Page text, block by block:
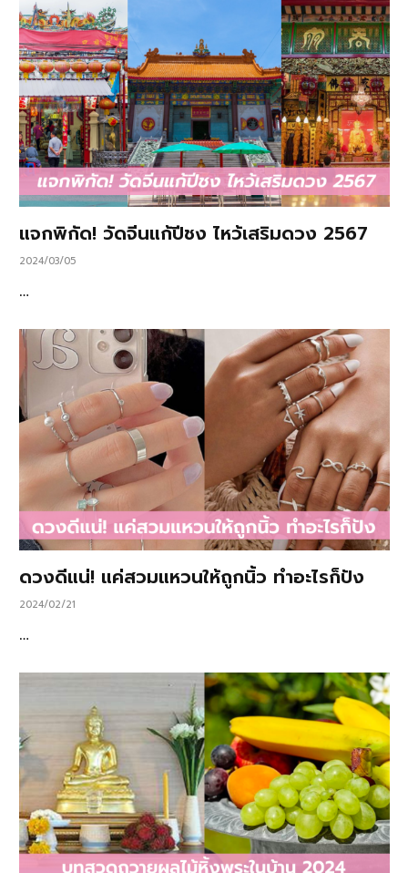
แจกพิกัด! วัดจีนแก้ปีชง ไหว้เสริมดวง 2567
2024/03/05
…
ดวงดีแน่! แค่สวมแหวนให้ถูกนิ้ว ทำอะไรก็ปัง
2024/02/21
…